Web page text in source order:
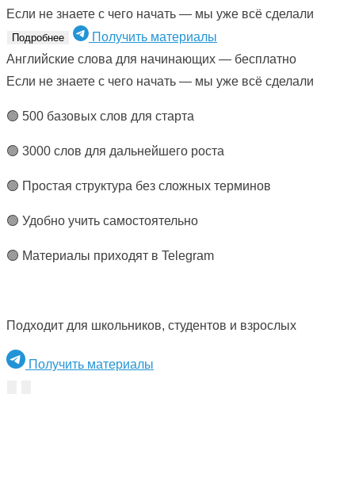
Если не знаете с чего начать — мы уже всё сделали
Подробнее
Получить материалы
Английские слова для начинающих — бесплатно
Если не знаете с чего начать — мы уже всё сделали
🟢 500 базовых слов для старта
🟢 3000 слов для дальнейшего роста
🟢 Простая структура без сложных терминов
🟢 Удобно учить самостоятельно
🟢 Материалы приходят в Telegram
Подходит для школьников, студентов и взрослых
Получить материалы